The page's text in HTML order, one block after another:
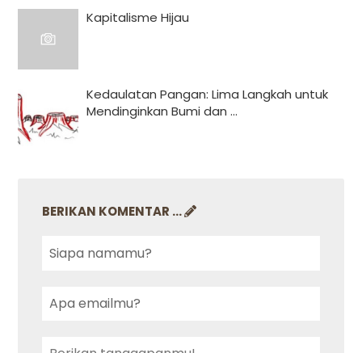
Kapitalisme Hijau
Kedaulatan Pangan: Lima Langkah untuk
Mendinginkan Bumi dan ...
BERIKAN KOMENTAR ...